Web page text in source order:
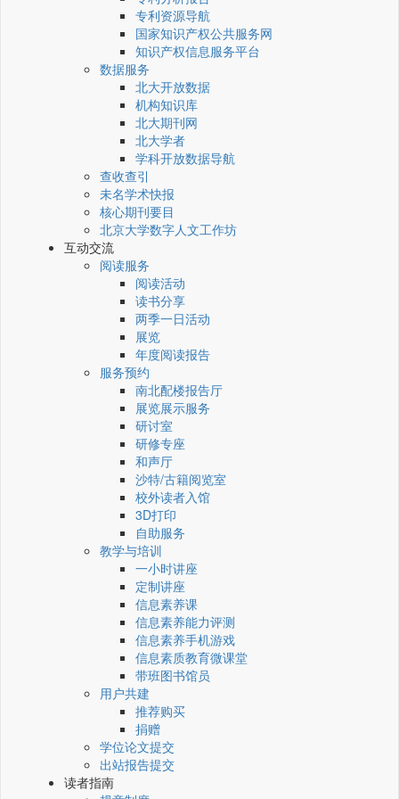
专利资源导航
国家知识产权公共服务网
知识产权信息服务平台
数据服务
北大开放数据
机构知识库
北大期刊网
北大学者
学科开放数据导航
查收查引
未名学术快报
核心期刊要目
北京大学数字人文工作坊
互动交流
阅读服务
阅读活动
读书分享
两季一日活动
展览
年度阅读报告
服务预约
南北配楼报告厅
展览展示服务
研讨室
研修专座
和声厅
沙特/古籍阅览室
校外读者入馆
3D打印
自助服务
教学与培训
一小时讲座
定制讲座
信息素养课
信息素养能力评测
信息素养手机游戏
信息素质教育微课堂
带班图书馆员
用户共建
推荐购买
捐赠
学位论文提交
出站报告提交
读者指南